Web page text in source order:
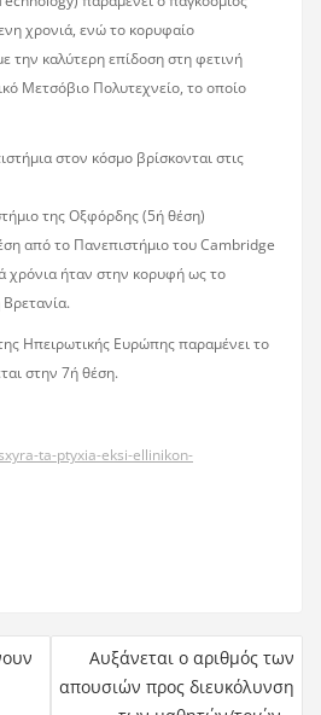
χρονιά, ενώ το κορυφαίο
την καλύτερη επίδοση στη φετινή
Μετσόβιο Πολυτεχνείο, το οποίο
στον κόσμο βρίσκονται στις
της Οξφόρδης (5ή θέση)
από το Πανεπιστήμιο του Cambridge
χρόνια ήταν στην κορυφή ως το
Ηπειρωτικής Ευρώπης παραμένει το
στην 7ή θέση.
ta-ptyxia-eksi-ellinikon-
Αυξάνεται ο αριθμός των
απουσιών προς διευκόλυνση